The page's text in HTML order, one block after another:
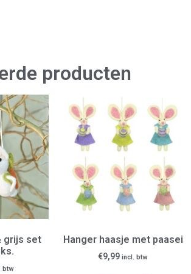
producten
grijs set
btw
Hanger haasje met paasei
€9,99 incl. btw